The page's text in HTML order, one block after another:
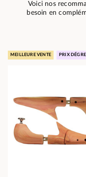
Voici nos
besoin en
MEILLEURE VENTE PRIX